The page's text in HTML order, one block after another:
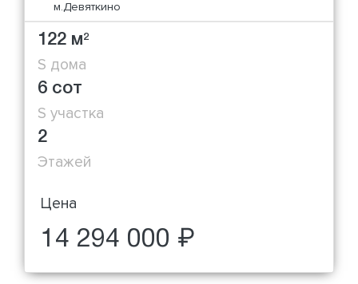
м.Девяткино
122 м2
S дома
6 сот
S участка
2
Этажей
Цена
14 294 000 ₽